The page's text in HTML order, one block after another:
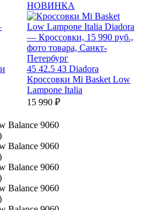
НОВИНКА
45 42.5 43 Diadora
Кроссовки Mi Basket Low
Lampone Italia
15 990 ₽